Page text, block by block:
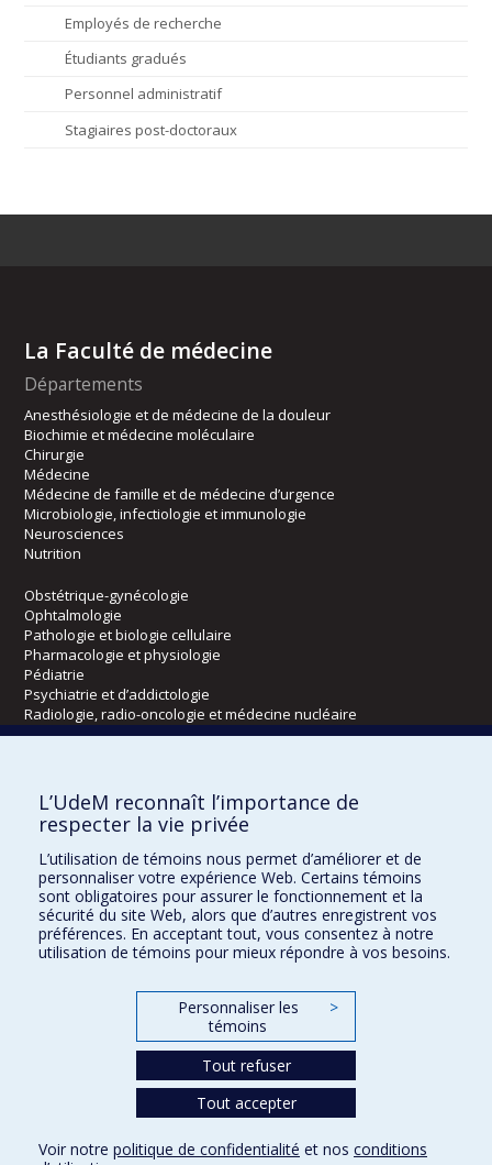
Employés de recherche
Étudiants gradués
Personnel administratif
Stagiaires post-doctoraux
La Faculté de médecine
Départements
Anesthésiologie et de médecine de la douleur
Biochimie et médecine moléculaire
Chirurgie
Médecine
Médecine de famille et de médecine d’urgence
Microbiologie, infectiologie et immunologie
Neurosciences
Nutrition
Obstétrique-gynécologie
Ophtalmologie
Pathologie et biologie cellulaire
Pharmacologie et physiologie
Pédiatrie
Psychiatrie et d’addictologie
Radiologie, radio-oncologie et médecine nucléaire
Écoles
Kinésiologie et des sciences de l’activité physique
Orthophonie et audiologie
Réadaptation
Directions
DPC
CPASS
L’UdeM reconnaît l’importance de
respecter la vie privée
L’utilisation de témoins nous permet d’améliorer et de
personnaliser votre expérience Web. Certains témoins
sont obligatoires pour assurer le fonctionnement et la
sécurité du site Web, alors que d’autres enregistrent vos
préférences. En acceptant tout, vous consentez à notre
utilisation de témoins pour mieux répondre à vos besoins.
Personnaliser les
témoins
>
Tout refuser
Tout accepter
Voir notre politique de confidentialité et nos conditions